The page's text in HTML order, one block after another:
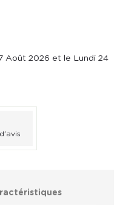
Août 2026 et le Lundi 24